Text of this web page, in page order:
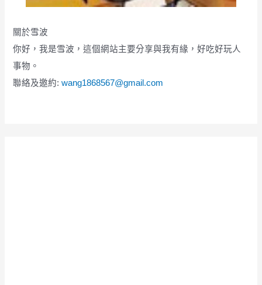
關於雪波
你好，我是雪波，這個網站主要分享與我有緣，好吃好玩人
事物。
聯絡及邀約:wang1868567@gmail.com